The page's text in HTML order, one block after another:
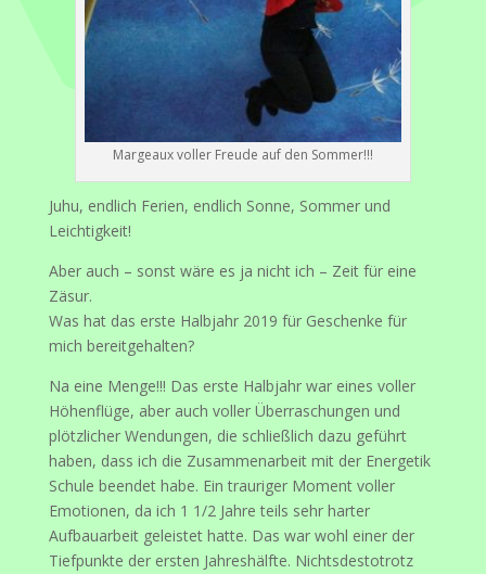
Margeaux voller Freude auf den Sommer!!!
Juhu, endlich Ferien, endlich Sonne, Sommer und
Leichtigkeit!
Aber auch – sonst wäre es ja nicht ich – Zeit für eine
Zäsur.
Was hat das erste Halbjahr 2019 für Geschenke für
mich bereitgehalten?
Na eine Menge!!! Das erste Halbjahr war eines voller
Höhenflüge, aber auch voller Überraschungen und
plötzlicher Wendungen, die schließlich dazu geführt
haben, dass ich die Zusammenarbeit mit der Energetik
Schule beendet habe. Ein trauriger Moment voller
Emotionen, da ich 1 1/2 Jahre teils sehr harter
Aufbauarbeit geleistet hatte. Das war wohl einer der
Tiefpunkte der ersten Jahreshälfte. Nichtsdestotrotz